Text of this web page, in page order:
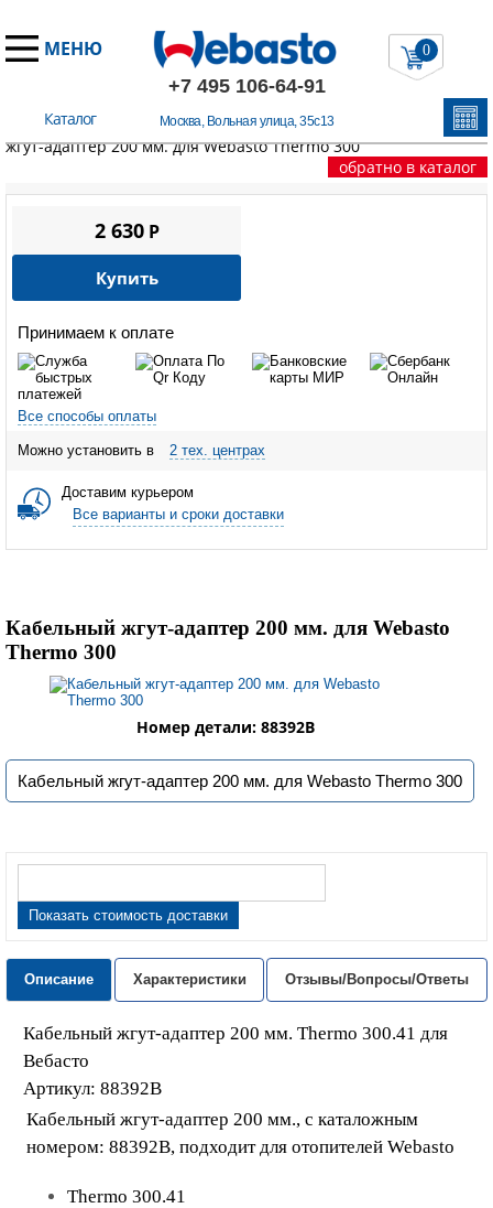
МЕНЮ
+7 495 106-64-91
Москва, Вольная улица, 35с13
Каталог
0
Главная /Запчасти Вебасто/Thermo 230/300/350
Кабельный
жгут-адаптер 200 мм. для Webasto Thermo 300
обратно в каталог
Принимаем к оплате
Все способы оплаты
Можно установить в 2 тех. центрах
Доставим курьером
Все варианты и сроки доставки
2 630P
Купить
Кабельный жгут-адаптер 200 мм. для Webasto
Thermo 300
Номер детали: 88392B
Кабельный жгут-адаптер 200 мм. для Webasto Thermo 300
Показать стоимость доставки
Описание Характеристики Отзывы/Вопросы/Ответы
Кабельный жгут-адаптер 200 мм. Thermo 300.41 для
Вебасто
Артикул: 88392B
Кабельный жгут-адаптер 200 мм., с каталожным
номером: 88392B, подходит для отопителей Webasto
Thermo 300.41